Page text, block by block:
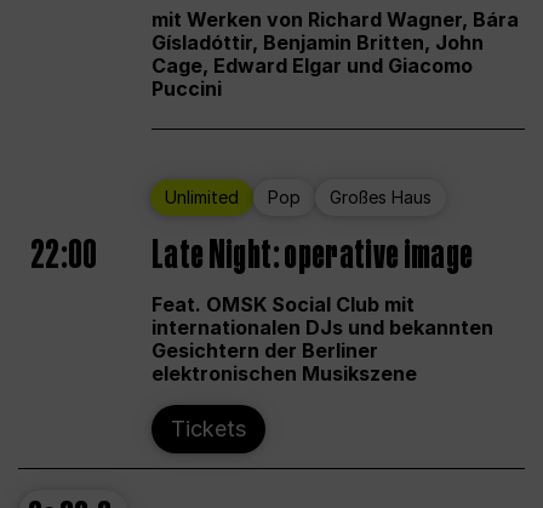
mit Werken von Richard Wagner, Bára
Gísladóttir, Benjamin Britten, John
Cage, Edward Elgar und Giacomo
Puccini
Unlimited Pop Großes Haus
22:00 Late Night: operative image
Feat. OMSK Social Club mit
internationalen DJs und bekannten
Gesichtern der Berliner
elektronischen Musikszene
Tickets